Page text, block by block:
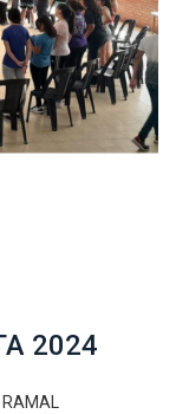
2024
RAMAL